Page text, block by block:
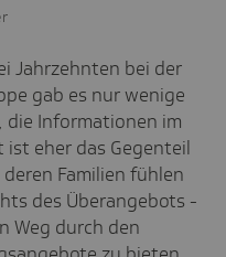
Jahrzehnten bei der
gab es nur wenige
Informationen im
eher das Gegenteil
Familien fühlen
des Überangebots -
Weg durch den